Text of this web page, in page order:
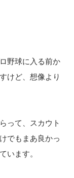
野球に入る前か
けど、想像より
って、スカウト
でもまあ良かっ
います。